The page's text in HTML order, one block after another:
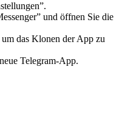
und öffnen Sie die
das Klonen der App zu
Telegram-App.